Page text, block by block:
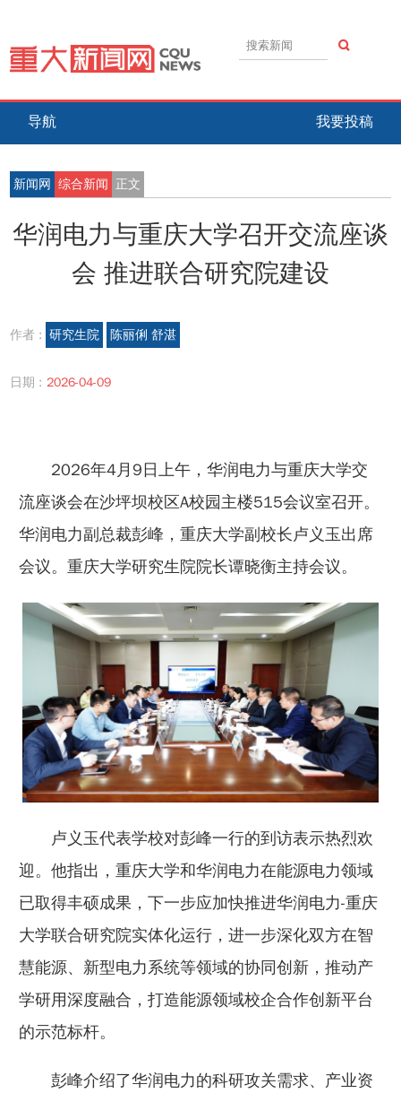
导航 我要投稿
新闻网 综合新闻 正文
华润电力与重庆大学召开交流座谈
会 推进联合研究院建设
作者 : 研究生院 陈丽俐 舒湛
日期 : 2026-04-09
2026年4月9日上午，华润电力与重庆大学交
流座谈会在沙坪坝校区A校园主楼515会议室召开。
华润电力副总裁彭峰，重庆大学副校长卢义玉出席
会议。重庆大学研究生院院长谭晓衡主持会议。
卢义玉代表学校对彭峰一行的到访表示热烈欢
迎。他指出，重庆大学和华润电力在能源电力领域
已取得丰硕成果，下一步应加快推进华润电力-重庆
大学联合研究院实体化运行，进一步深化双方在智
慧能源、新型电力系统等领域的协同创新，推动产
学研用深度融合，打造能源领域校企合作创新平台
的示范标杆。
彭峰介绍了华润电力的科研攻关需求、产业资